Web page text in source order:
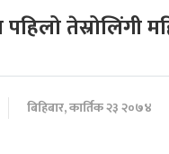
तेस्रोलिंगी
बिहिबार, कार्तिक २३ २०७४